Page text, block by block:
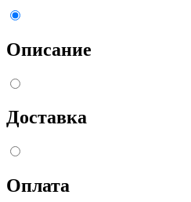
Описание
Доставка
Оплата